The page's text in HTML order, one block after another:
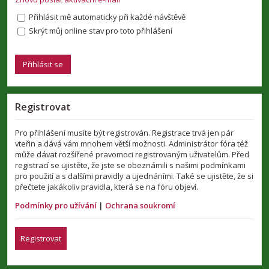
Přihlásit mě automaticky při každé návštěvě
Skrýt můj online stav pro toto přihlášení
Registrovat
Pro přihlášení musíte být registrován. Registrace trvá jen pár
vteřin a dává vám mnohem větší možnosti. Administrátor fóra též
může dávat rozšířené pravomoci registrovaným uživatelům. Před
registrací se ujistěte, že jste se obeznámili s našimi podmínkami
pro použití a s dalšími pravidly a ujednáními. Také se ujistěte, že si
přečtete jakákoliv pravidla, která se na fóru objeví.
Podmínky pro užívání | Ochrana soukromí
Registrovat